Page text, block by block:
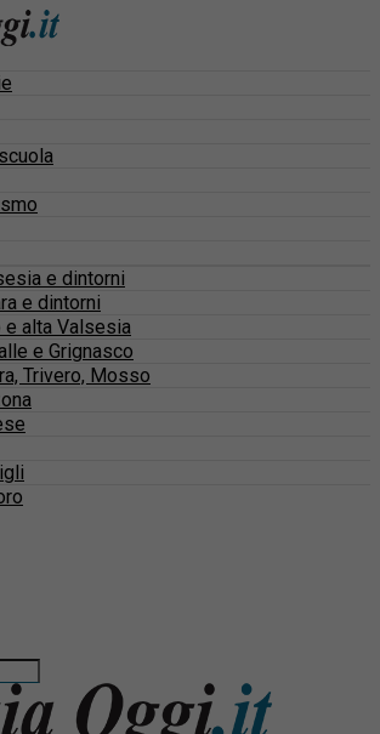
e dintorni
e dintorni
e alta Valsesia
e Grignasco
Trivero, Mosso